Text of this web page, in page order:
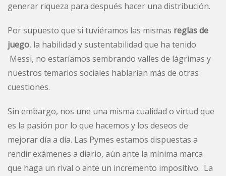
generar riqueza para después hacer una distribución.
Por supuesto que si tuviéramos las mismas reglas de
juego, la habilidad y sustentabilidad que ha tenido
Messi, no estaríamos sembrando valles de lágrimas y
nuestros temarios sociales hablarían más de otras
cuestiones.
Sin embargo, nos une una misma cualidad o virtud que
es la pasión por lo que hacemos y los deseos de
mejorar día a día. Las Pymes estamos dispuestas a
rendir exámenes a diario, aún ante la mínima marca
que haga un rival o ante un incremento impositivo. La